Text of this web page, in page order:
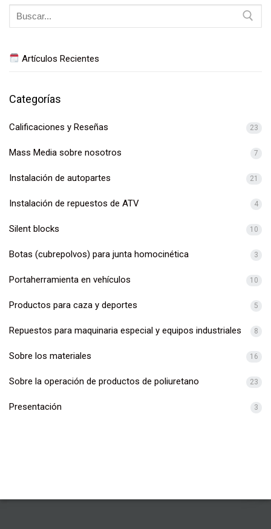
Buscar:
Artículos Recientes
Categorías
Calificaciones y Reseñas 23
Mass Media sobre nosotros 7
Instalación de autopartes 21
Instalación de repuestos de ATV 4
Silent blocks 10
Botas (cubrepolvos) para junta homocinética 3
Portaherramienta en vehículos 10
Productos para caza y deportes 5
Repuestos para maquinaria especial y equipos industriales 8
Sobre los materiales 16
Sobre la operación de productos de poliuretano 23
Presentación 3